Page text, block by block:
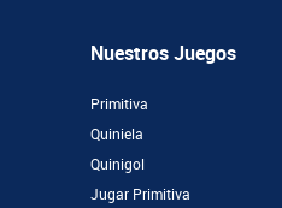
Nuestros Juegos
Primitiva
Quiniela
Quinigol
Jugar Primitiva